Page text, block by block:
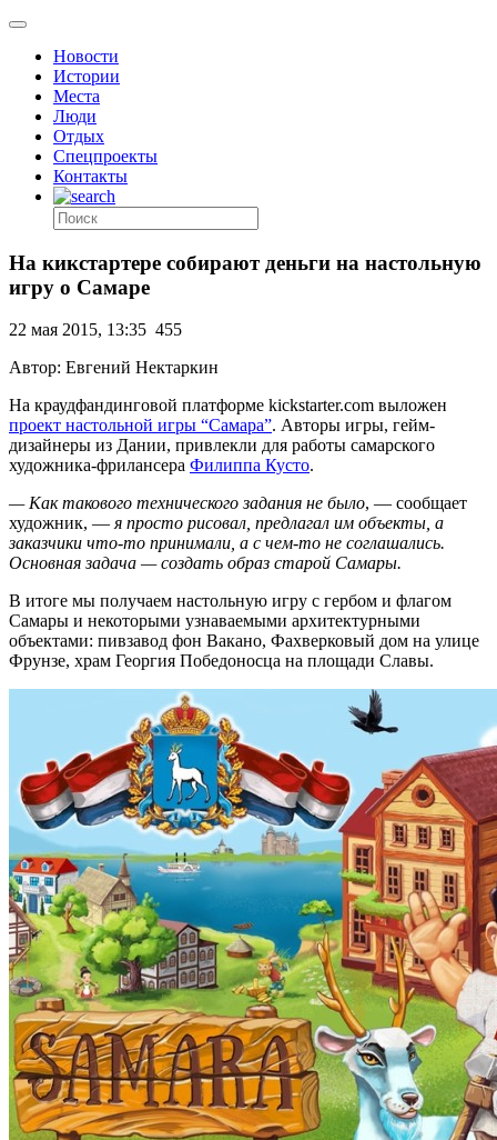
Новости
Истории
Места
Люди
Отдых
Спецпроекты
Контакты
На кикстартере собирают деньги на настольную
игру о Самаре
22 мая 2015, 13:35 455
Автор: Евгений Нектаркин
На краудфандинговой платформе kickstarter.com выложен
проект настольной игры “Самара”. Авторы игры, гейм-
дизайнеры из Дании, привлекли для работы самарского
художника-фрилансера Филиппа Кусто.
— Как такового технического задания не было, — сообщает
художник, —я просто рисовал, предлагал им объекты, а
заказчики что-то принимали, а с чем-то не соглашались.
Основная задача — создать образ старой Самары.
В итоге мы получаем настольную игру с гербом и флагом
Самары и некоторыми узнаваемыми архитектурными
объектами: пивзавод фон Вакано, Фахверковый дом на улице
Фрунзе, храм Георгия Победоносца на площади Славы.